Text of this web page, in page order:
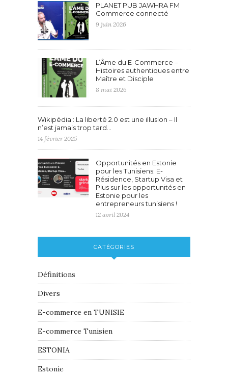
PLANET PUB JAWHRA FM
Commerce connecté
9 juin 2026
L’Âme du E-Commerce –
Histoires authentiques entre
Maître et Disciple
8 mai 2026
Wikipédia : La liberté 2.0 est une illusion – Il
n’est jamais trop tard…
14 février 2025
Opportunités en Estonie
pour les Tunisiens: E-
Résidence, Startup Visa et
Plus sur les opportunités en
Estonie pour les
entrepreneurs tunisiens !
12 avril 2024
CATÉGORIES
Définitions
Divers
E-commerce en TUNISIE
E-commerce Tunisien
ESTONIA
Estonie